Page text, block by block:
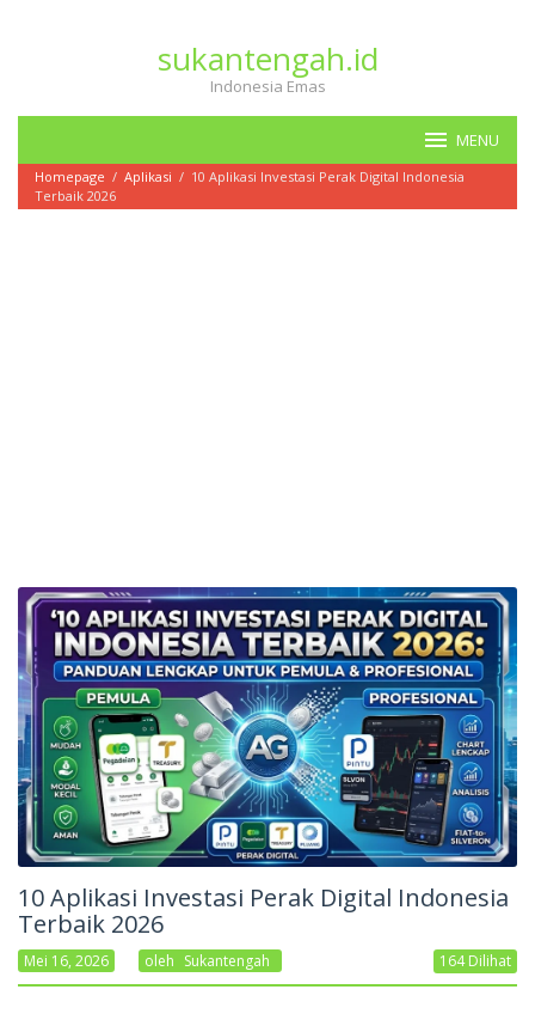
sukantengah.id
Indonesia Emas
MENU
Homepage / Aplikasi / 10 Aplikasi Investasi Perak Digital Indonesia
Terbaik 2026
10 Aplikasi Investasi Perak Digital Indonesia
Terbaik 2026
Mei 16, 2026 Oleh Sukantengah 164 Dilihat